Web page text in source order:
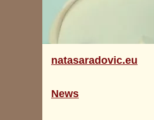
natasaradovic.eu
News